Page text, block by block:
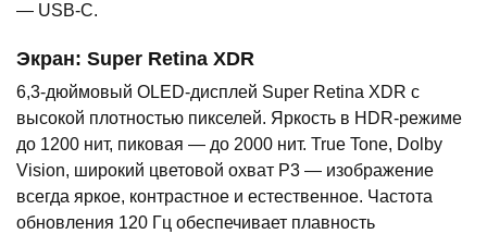
— USB-C.
Экран: Super Retina XDR
6,3-дюймовый OLED-дисплей Super Retina XDR с
высокой плотностью пикселей. Яркость в HDR-режиме
до 1200 нит, пиковая — до 2000 нит. True Tone, Dolby
Vision, широкий цветовой охват P3 — изображение
всегда яркое, контрастное и естественное. Частота
обновления 120 Гц обеспечивает плавность